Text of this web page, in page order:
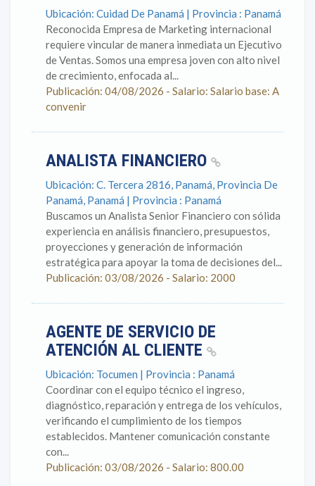
Ubicación: Cuidad De Panamá | Provincia : Panamá
Reconocida Empresa de Marketing internacional
requiere vincular de manera inmediata un Ejecutivo
de Ventas. Somos una empresa joven con alto nivel
de crecimiento, enfocada al...
Publicación: 04/08/2026 - Salario: Salario base: A
convenir
ANALISTA FINANCIERO
Ubicación: C. Tercera 2816, Panamá, Provincia De
Panamá, Panamá | Provincia : Panamá
Buscamos un Analista Senior Financiero con sólida
experiencia en análisis financiero, presupuestos,
proyecciones y generación de información
estratégica para apoyar la toma de decisiones del...
Publicación: 03/08/2026 - Salario: 2000
AGENTE DE SERVICIO DE
ATENCIÓN AL CLIENTE
Ubicación: Tocumen | Provincia : Panamá
Coordinar con el equipo técnico el ingreso,
diagnóstico, reparación y entrega de los vehículos,
verificando el cumplimiento de los tiempos
establecidos. Mantener comunicación constante
con...
Publicación: 03/08/2026 - Salario: 800.00